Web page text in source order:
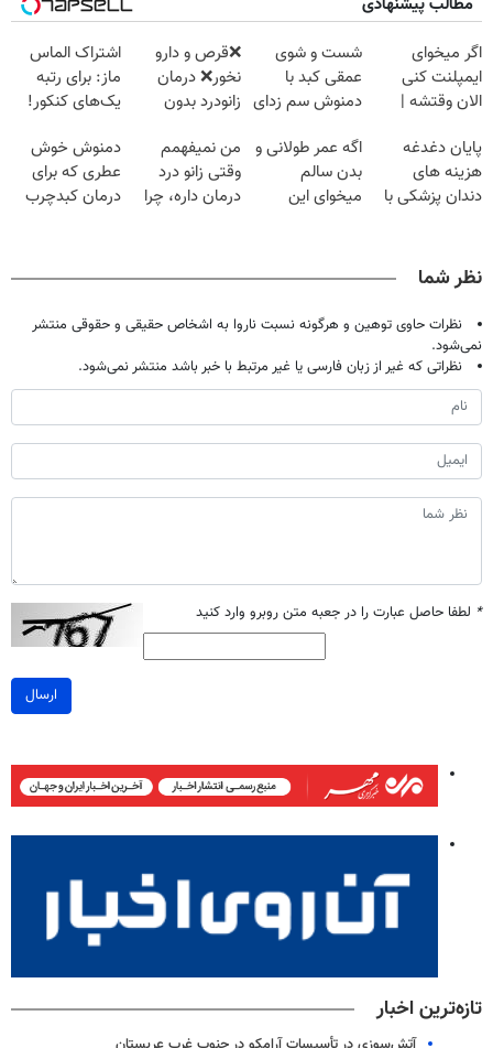
مطالب پیشنهادی
اگر میخوای
ایمپلنت کنی
الان وقتشه |
میلیون تومان!!!
شست و شوی
عمقی کبد با
دمنوش سم زدای
❌قرص‌ و دارو
نخور❌ درمان
زانودرد بدون
اشتراک الماس
ماز: برای رتبه
یک‌های کنکور!
پایان دغدغه
هزینه های
دندان پزشکی با
اگه عمر طولانی و
بدن سالم
میخوای این
من نمیفهمم
وقتی زانو درد
درمان داره، چرا
دمنوش خوش
عطری که برای
درمان کبدچرب
نظر شما
نظرات حاوی توهین و هرگونه نسبت ناروا به اشخاص حقیقی و حقوقی منتشر
نمی‌شود.
نظراتی که غیر از زبان فارسی یا غیر مرتبط با خبر باشد منتشر نمی‌شود.
* لطفا حاصل عبارت را در جعبه متن روبرو وارد کنید
ارسال
تازه‌ترین اخبار